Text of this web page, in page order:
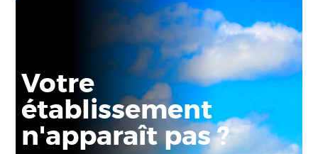
Votre
établissement
n'apparaît pas ?